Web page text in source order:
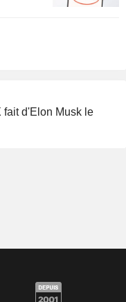
fait d'Elon Musk le